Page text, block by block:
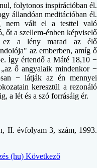
folytonos inspirációban él.
állandóan meditációban él.
nem vált el a testtel való
őt a szellem-énben képviselő
ez a lény marad az élő
az emberben, amíg ő
Így értendő a Máté 18,10 −
ő angyalaik mindenkor −
− látják az én mennyei
keresztül a rezonáló
a lét és a szó forrásáig ér.
II. évfolyam 3, szám, 1993.
(hu) Következő